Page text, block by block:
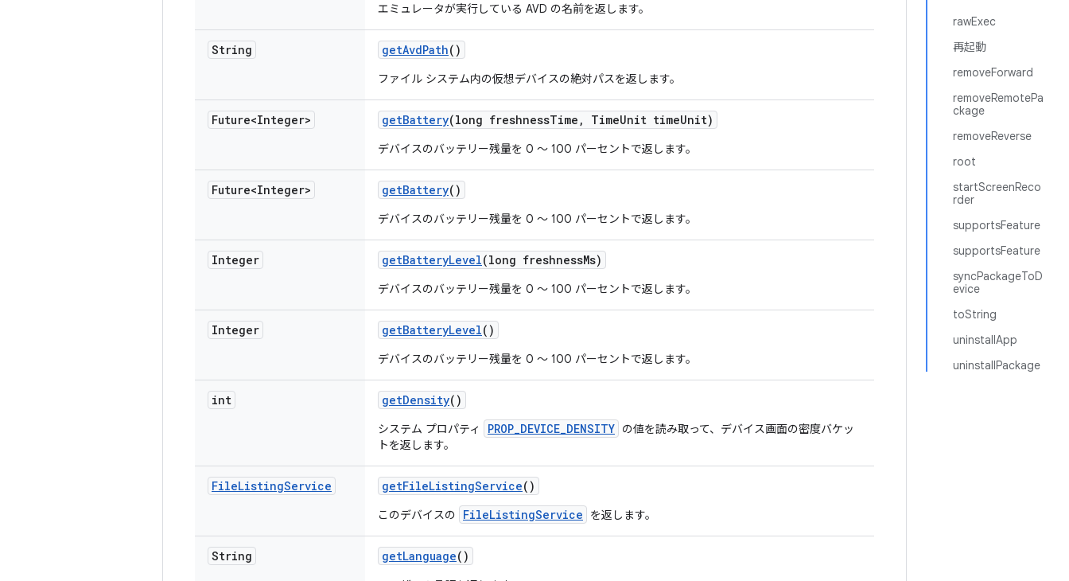
rawExec
再起動
removeForward
removeRemotePa
ckage
removeReverse
root
startScreenReco
rder
supportsFeature
supportsFeature
syncPackageToD
evice
toString
uninstallApp
uninstallPackage
エミュレータが実行している AVD の名前を返します。
String getAvdPath()
ファイル システム内の仮想デバイスの絶対パスを返します。
Future<Integer> getBattery(long freshnessTime , TimeUnit timeUnit)
デバイスのバッテリー残量を 0 ～ 100 パーセントで返します。
Future<Integer> getBattery()
デバイスのバッテリー残量を 0 ～ 100 パーセントで返します。
Integer getBatteryLevel(long freshnessMs)
デバイスのバッテリー残量を 0 ～ 100 パーセントで返します。
Integer getBatteryLevel()
デバイスのバッテリー残量を 0 ～ 100 パーセントで返します。
int getDensity()
システム プロパティ PROP_DEVICE_DENSITY の値を読み取って、デバイス画面の密度バケッ
トを返します。
FileListingService getFileListingService()
このデバイスの FileListingService を返します。
String getLanguage()